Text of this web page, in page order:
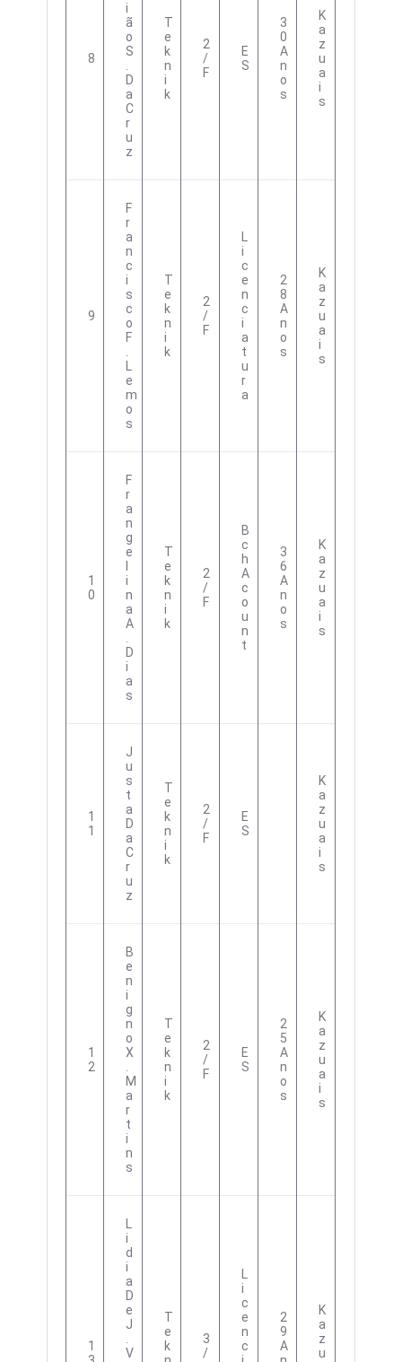
8
I
Ã
O
S
D
A
C
R
U
Z
T
E
K
N
I
K
2
/
F
E
S
3
0
A
N
O
S
K
A
Z
U
A
I
S
9
F
R
A
N
C
I
S
C
O
F
E
M
O
S
T
E
K
N
I
K
2
/
F
I
C
E
N
C
I
A
T
U
R
A
2
8
A
N
O
S
K
A
Z
U
A
I
S
1
0
F
R
A
N
G
E
I
N
A
A
D
I
A
S
T
E
K
N
I
K
2
/
F
B
C
H
A
C
O
U
N
T
3
6
A
N
O
S
K
A
Z
U
A
I
S
1
1
J
U
S
T
A
D
A
C
R
U
Z
T
E
K
N
I
K
2
/
F
E
S
K
A
Z
U
A
I
S
1
2
B
E
N
I
G
N
O
X
M
A
R
T
I
N
S
T
E
K
N
I
K
2
/
F
E
S
2
5
A
N
O
S
K
A
Z
U
A
I
S
1
I
D
I
A
D
E
J
V
T
E
K
3
/
I
C
E
N
C
2
9
A
K
A
Z
U